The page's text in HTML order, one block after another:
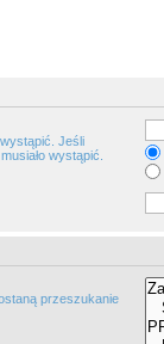
Jeśli
wystąpić.
przeszukanie